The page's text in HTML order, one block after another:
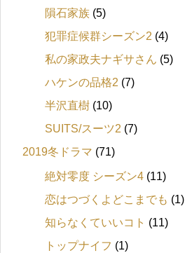
隕石家族 (5)
犯罪症候群シーズン2 (4)
私の家政夫ナギサさん (5)
ハケンの品格2 (7)
半沢直樹 (10)
SUITS/スーツ2 (7)
2019冬ドラマ (71)
絶対零度 シーズン4 (11)
恋はつづくよどこまでも (1)
知らなくていいコト (11)
トップナイフ (1)